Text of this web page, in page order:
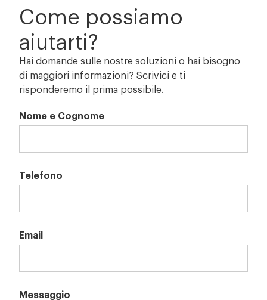
Come possiamo
aiutarti?
Hai domande sulle nostre soluzioni o hai bisogno
di maggiori informazioni? Scrivici e ti
risponderemo il prima possibile.
Nome e Cognome
Telefono
Email
Messaggio